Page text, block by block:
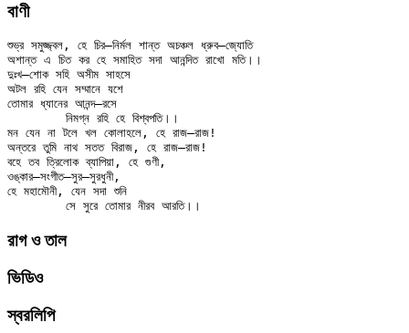
বাণী
শুভ্র সমুজ্জ্বল, হে চির–নির্মল শান্ত অচঞ্চল ধ্রুব–জ্যোতি
অশান্ত এ চিত কর হে সমাহিত সদা আনন্দিত রাখো মতি।।
দুঃখ–শোক সহি অসীম সাহসে
অটল রহি যেন সম্মানে যশে
তোমার ধ্যানের আনন্দ–রসে
মন যেন না টলে খল কোলাহলে, হে রাজ–রাজ!
অন্তরে তুমি নাথ সতত বিরাজ, হে রাজ–রাজ!
বহে তব ত্রিলোক ব্যাপিয়া, হে গুণী,
ওঙ্কার–সংগীত–সুর–সুরধুনী,
হে মহামৌনী, যেন সদা শুনি
রাগ ও তাল
ভিডিও
স্বরলিপি